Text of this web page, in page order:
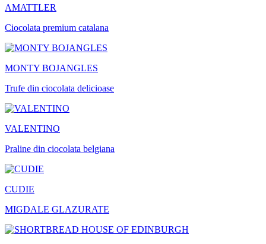
AMATTLER
Ciocolata premium catalana
MONTY BOJANGLES
Trufe din ciocolata delicioase
VALENTINO
Praline din ciocolata belgiana
CUDIE
MIGDALE GLAZURATE